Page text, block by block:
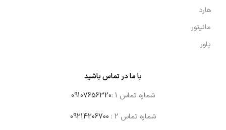
هارد
مانیتور
پاور
با ما در تماس باشید
شماره تماس 1 :
09107656320
شماره تماس 2 :